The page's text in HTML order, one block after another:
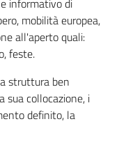
informativo di
mobilità europea,
all'aperto quali:
feste.
struttura ben
sua collocazione, i
definito, la